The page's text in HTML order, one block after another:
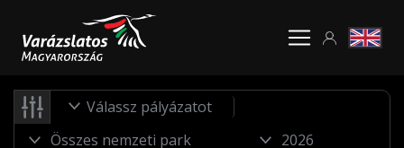
Válassz pályázatot